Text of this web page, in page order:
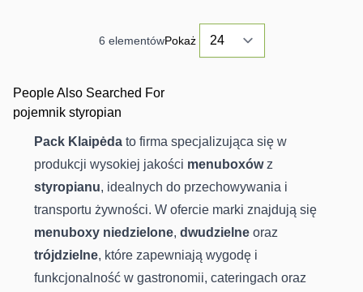
6 elementówPokaż
People Also Searched For
pojemnik styropian
Pack Klaipėda to firma specjalizująca się w
produkcji wysokiej jakości menuboxówz
styropianu, idealnych do przechowywania i
transportu żywności. W ofercie marki znajdują się
menuboxy niedzielone, dwudzielne oraz
trójdzielne, które zapewniają wygodę i
funkcjonalność w gastronomii, cateringach oraz